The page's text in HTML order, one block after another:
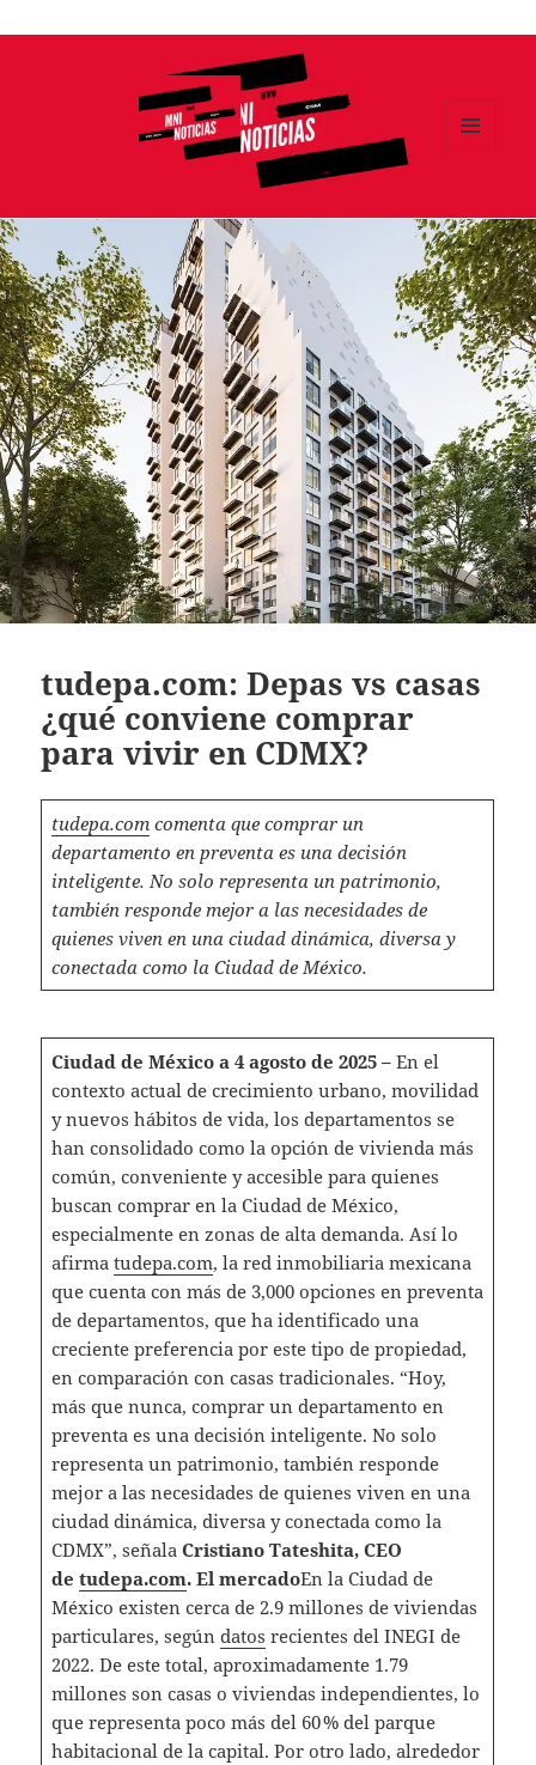
Ir
tudepa.com: Depas vs casas
¿qué conviene comprar
para vivir en CDMX?
tudepa.comcomenta que comprar un
departamento en preventa es una decisión
inteligente. No solo representa un patrimonio,
también responde mejor a las necesidades de
quienes viven en una ciudad dinámica, diversa y
conectada como la Ciudad de México.
Ciudad de México a 4 agosto de 2025 – En el
contexto actual de crecimiento urbano, movilidad
y nuevos hábitos de vida, los departamentos se
han consolidado como la opción de vivienda más
común, conveniente y accesible para quienes
buscan comprar en la Ciudad de México,
especialmente en zonas de alta demanda. Así lo
afirma tudepa.com, la red inmobiliaria mexicana
que cuenta con más de 3,000 opciones en preventa
de departamentos, que ha identificado una
creciente preferencia por este tipo de propiedad,
en comparación con casas tradicionales. “Hoy,
más que nunca, comprar un departamento en
preventa es una decisión inteligente. No solo
representa un patrimonio, también responde
mejor a las necesidades de quienes viven en una
ciudad dinámica, diversa y conectada como la
CDMX”, señala Cristiano Tateshita, CEO
de tudepa.com. El mercadoEn la Ciudad de
México existen cerca de 2.9 millones de viviendas
particulares, según datos recientes del INEGI de
2022. De este total, aproximadamente 1.79
millones son casas o viviendas independientes, lo
que representa poco más del 60 % del parque
habitacional de la capital. Por otro lado, alrededor